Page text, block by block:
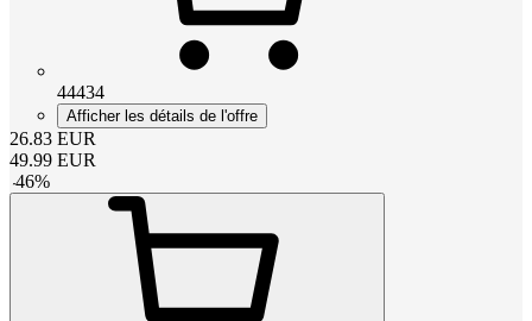
44434
Afficher les détails de l'offre
26.83 EUR
49.99 EUR
-46%